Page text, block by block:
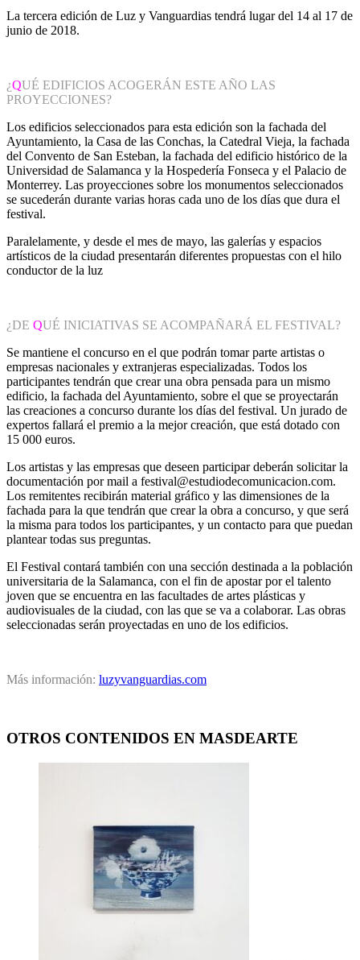
La tercera edición de Luz y Vanguardias tendrá lugar del 14 al 17 de
junio de 2018.
¿QUÉ EDIFICIOS ACOGERÁN ESTE AÑO LAS
PROYECCIONES?
Los edificios seleccionados para esta edición son la fachada del
Ayuntamiento, la Casa de las Conchas, la Catedral Vieja, la fachada
del Convento de San Esteban, la fachada del edificio histórico de la
Universidad de Salamanca y la Hospedería Fonseca y el Palacio de
Monterrey. Las proyecciones sobre los monumentos seleccionados
se sucederán durante varias horas cada uno de los días que dura el
festival.
Paralelamente, y desde el mes de mayo, las galerías y espacios
artísticos de la ciudad presentarán diferentes propuestas con el hilo
conductor de la luz
¿DE QUÉ INICIATIVAS SE ACOMPAÑARÁ EL FESTIVAL?
Se mantiene el concurso en el que podrán tomar parte artistas o
empresas nacionales y extranjeras especializadas. Todos los
participantes tendrán que crear una obra pensada para un mismo
edificio, la fachada del Ayuntamiento, sobre el que se proyectarán
las creaciones a concurso durante los días del festival. Un jurado de
expertos fallará el premio a la mejor creación, que está dotado con
15 000 euros.
Los artistas y las empresas que deseen participar deberán solicitar la
documentación por mail a festival@estudiodecomunicacion.com.
Los remitentes recibirán material gráfico y las dimensiones de la
fachada para la que tendrán que crear la obra a concurso, y que será
la misma para todos los participantes, y un contacto para que puedan
plantear todas sus preguntas.
El Festival contará también con una sección destinada a la población
universitaria de la Salamanca, con el fin de apostar por el talento
joven que se encuentra en las facultades de artes plásticas y
audiovisuales de la ciudad, con las que se va a colaborar. Las obras
seleccionadas serán proyectadas en uno de los edificios.
Más información: luzyvanguardias.com
OTROS CONTENIDOS EN MASDEARTE